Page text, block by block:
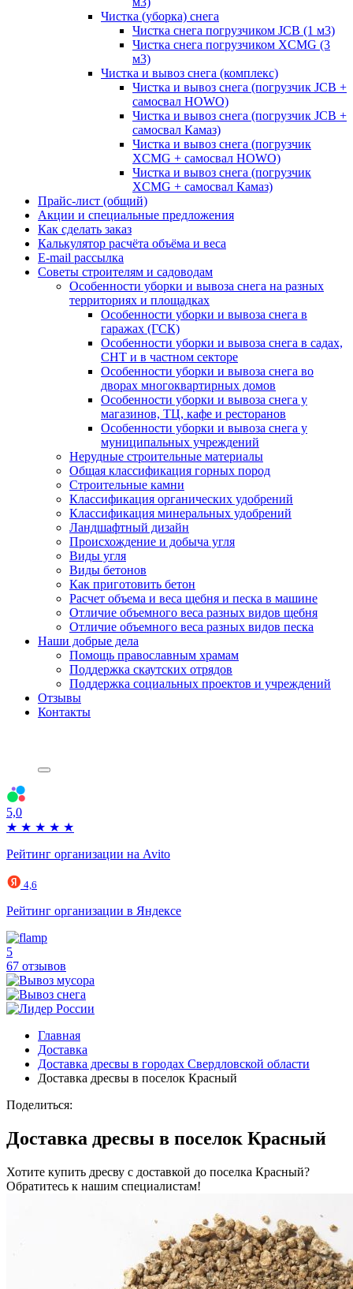
Чистка (уборка) снега
Чистка снега погрузчиком JCB (1 м3)
Чистка снега погрузчиком XCMG (3
м3)
Чистка и вывоз снега (комплекс)
Чистка и вывоз снега (погрузчик JCB +
самосвал HOWO)
Чистка и вывоз снега (погрузчик JCB +
самосвал Камаз)
Чистка и вывоз снега (погрузчик
XCMG + самосвал HOWO)
Чистка и вывоз снега (погрузчик
XCMG + самосвал Камаз)
Прайс-лист (общий)
Акции и специальные предложения
Как сделать заказ
Калькулятор расчёта объёма и веса
E-mail рассылка
Советы строителям и садоводам
Особенности уборки и вывоза снега на разных
территориях и площадках
Особенности уборки и вывоза снега в
гаражах (ГСК)
Особенности уборки и вывоза снега в садах,
СНТ и в частном секторе
Особенности уборки и вывоза снега во
дворах многоквартирных домов
Особенности уборки и вывоза снега у
магазинов, ТЦ, кафе и ресторанов
Особенности уборки и вывоза снега у
муниципальных учреждений
Нерудные строительные материалы
Общая классификация горных пород
Строительные камни
Классификация органических удобрений
Классификация минеральных удобрений
Ландшафтный дизайн
Происхождение и добыча угля
Виды угля
Виды бетонов
Как приготовить бетон
Расчет объема и веса щебня и песка в машине
Отличие объемного веса разных видов щебня
Отличие объемного веса разных видов песка
Наши добрые дела
Помощь православным храмам
Поддержка скаутских отрядов
Поддержка социальных проектов и учреждений
Отзывы
Контакты
5,0
★ ★ ★ ★ ★
Рейтинг организации на Avito
4,6
Рейтинг организации в Яндексе
5
67 отзывов
Главная
Доставка
Доставка дресвы в городах Свердловской области
Доставка дресвы в поселок Красный
Поделиться:
Доставка дресвы в поселок Красный
Хотите купить дресву с доставкой до поселка Красный?
Обратитесь к нашим специалистам!